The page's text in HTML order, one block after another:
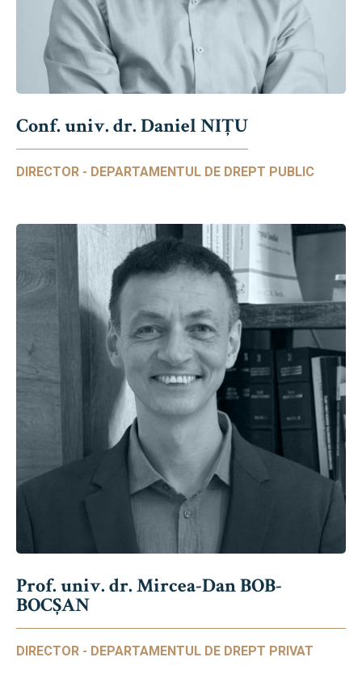
Conf. univ. dr. Daniel NIŢU
DIRECTOR - DEPARTAMENTUL DE DREPT PUBLIC
Prof. univ. dr. Mircea-Dan BOB-
BOCȘAN
DIRECTOR - DEPARTAMENTUL DE DREPT PRIVAT